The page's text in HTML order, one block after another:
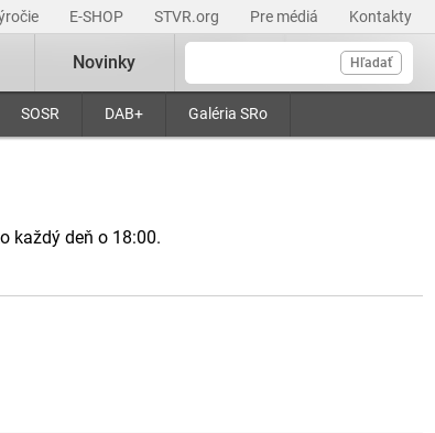
E-SHOP STVR.org Pre médiá Kontakty
Hľadať
SOSR DAB+ Galéria SRo
Novinky
každý deň o 18:00.